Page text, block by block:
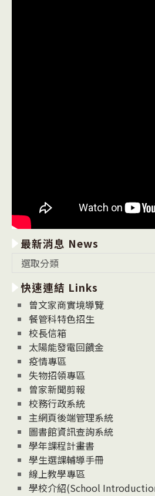
最新消息 News
消
息
News
選取分類
快速連結 Links
曾文家商實境導覽
餐管科特色招生
校長信箱
太陽能發電回饋金
疫情專區
失物招領專區
曾家新聞剪報
校務行政系統
主網頁後端管理系統
圖書館資訊查詢系統
學年課程計畫書
學生選課輔導手冊
線上教學專區
學校介紹(School